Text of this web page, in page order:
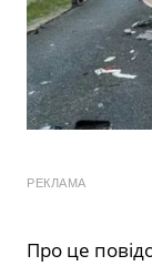
РЕКЛАМА
Про це